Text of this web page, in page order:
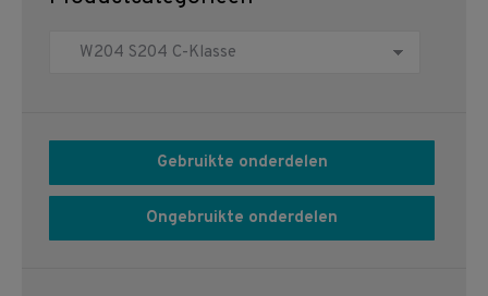
Gebruikte onderdelen
Ongebruikte onderdelen